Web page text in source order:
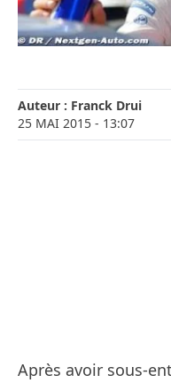
Auteur : Franck Drui
25 MAI 2015 - 13:07
Après avoir sous-